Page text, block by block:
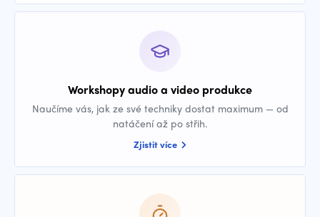
Workshopy audio a video produkce
Naučíme vás, jak ze své techniky dostat maximum — od
natáčení až po střih.
Zjistit více